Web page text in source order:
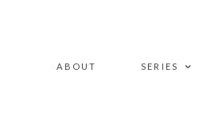
ABOUT SERIES